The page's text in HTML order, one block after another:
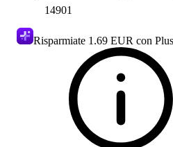
14901
Risparmiate 1.69 EUR con